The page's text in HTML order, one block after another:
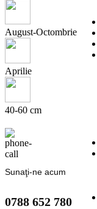
August-Octombrie
Aprilie
40-60 cm
Sunaţi-ne acum
0788 652 780